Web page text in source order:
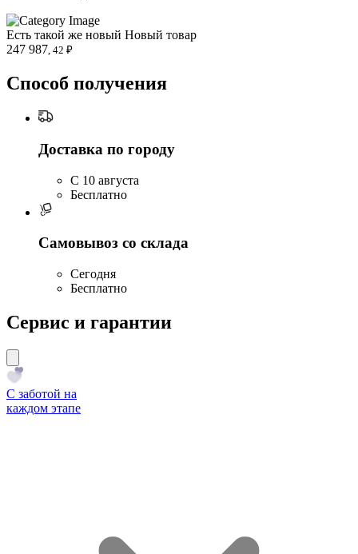
Есть такой же новый Новый товар
247 987, 42 ₽
Способ получения
Доставка по городу
C 10 августа
Бесплатно
Самовывоз со склада
Сегодня
Бесплатно
Сервис и гарантии
С заботой на
каждом этапе